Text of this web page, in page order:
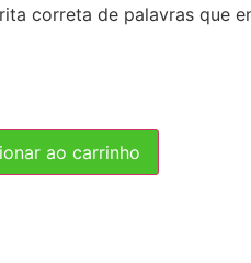
correta de palavras que
ao carrinho